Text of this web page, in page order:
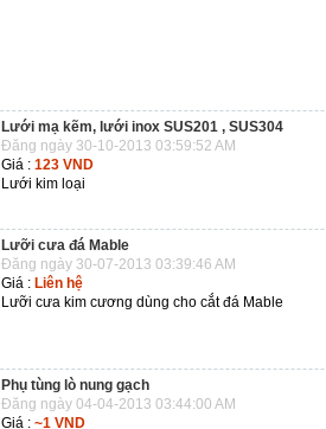
Lưới mạ kẽm, lưới inox SUS201 , SUS304
Đăng ngày 30-10-2013 03:59:52 AM
Giá : 123 VND
Lưới kim loại
Lưỡi cưa đá Mable
Đăng ngày 30-07-2013 03:39:46 AM
Giá : Liên hệ
Lưỡi cưa kim cương dùng cho cắt đá Mable
Phụ tùng lò nung gạch
Đăng ngày 04-04-2013 03:44:00 AM
Giá : ~1 VND